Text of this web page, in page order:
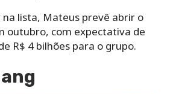
lista, Mateus prevê abrir o
outubro, com expectativa de
R$ 4 bilhões para o grupo.